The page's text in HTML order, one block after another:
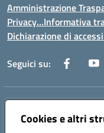
Cookies e altri
Amministrazione
Privacy…Informativa
Dichiarazione di
Seguici su:
Indirizzo:
Centralino:089 201032